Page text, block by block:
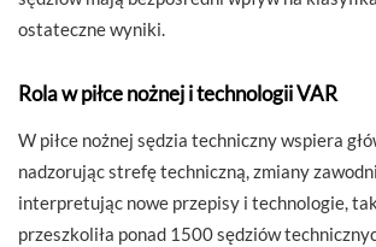
ostateczne wyniki.
Rola w piłce nożnej i technologii VAR
W piłce nożnej sędzia techniczny wspiera
nadzorując strefę techniczną, zmiany
interpretując nowe przepisy i technologie,
przeszkoliła ponad 1500 sędziów